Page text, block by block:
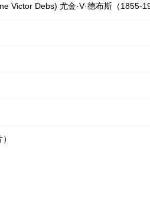
Victor Debs) 尤金·V·德布斯（1855-